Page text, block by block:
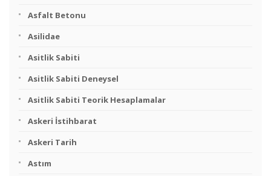
Asfalt Betonu
Asilidae
Asitlik Sabiti
Asitlik Sabiti Deneysel
Asitlik Sabiti Teorik Hesaplamalar
Askeri İstihbarat
Askeri Tarih
Astım